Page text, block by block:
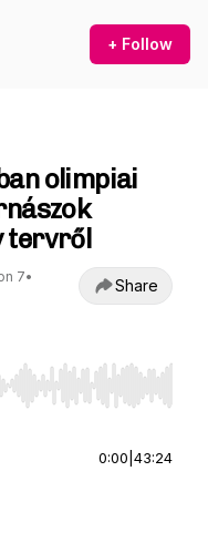
+ Follow
olimpiai
tervről
7•
Share
Home/End to jump to
0:00 43:24